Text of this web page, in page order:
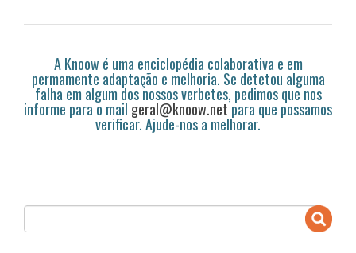
A Knoow é uma enciclopédia colaborativa e em
permamente adaptação e melhoria. Se detetou alguma
falha em algum dos nossos verbetes, pedimos que nos
informe para o mail geral@knoow.netpara que possamos
verificar. Ajude-nos a melhorar.